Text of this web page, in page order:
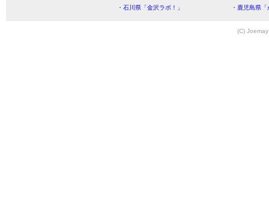
・石川県「金沢ラボ！」
・鹿児島県
(C)